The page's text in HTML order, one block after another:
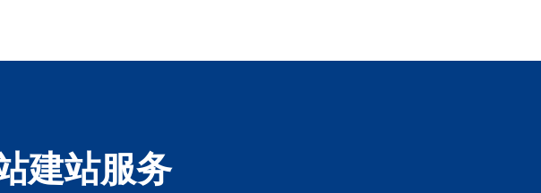
建站服务